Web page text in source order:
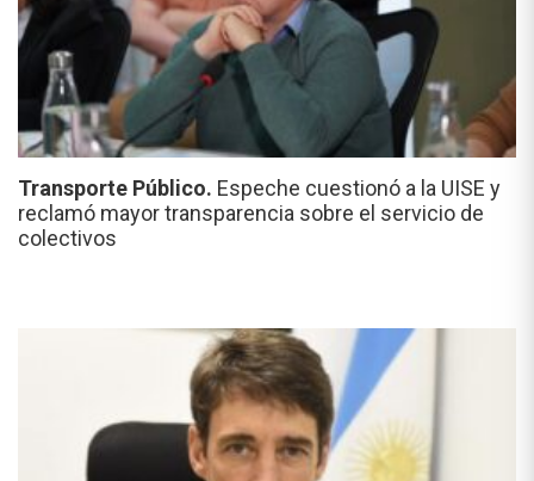
Transporte Público. Espeche cuestionó a la UISE y
reclamó mayor transparencia sobre el servicio de
colectivos